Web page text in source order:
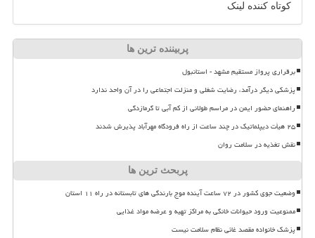
کوتاه کننده لینک
پربیننده ترین ها
برقراری پرواز مستقیم مشهد - استانبول
پزشکی دیگر درآمد، رضایت شغلی و منزلت اجتماعی را در آن واحد ندارد
راهنمای حضور ایمن در مراسم طولانی از کم آبی تا گرمازدگی
۲۵ هیأت دیپلماتیک در چند ساعت از راه فرودگاه مهرآباد پذیرش شدند
نقش تغذیه در سلامت روان
پربحث ترین ها
وضعیت جوی کشور در ۷۲ ساعت آینده موج بارندگی های تابستانه در راه ۱۱ استان
ممنوعیت ورود حیوانات خانگی به مراکز تهیه و عرضه مواد غذایی
پزشک خانواده مقصد غائی نظام سلامت نیست